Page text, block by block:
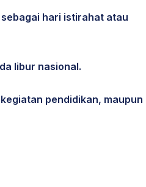
hari istirahat atau
libur nasional.
pendidikan, maupun